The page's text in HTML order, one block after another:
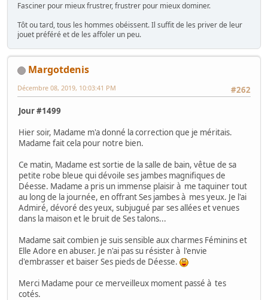
Fasciner pour mieux frustrer, frustrer pour mieux dominer.
Tôt ou tard, tous les hommes obéissent. Il suffit de les priver de leur
jouet préféré et de les affoler un peu.
Margotdenis
#262
Décembre 08, 2019, 10:03:41 PM
Jour #1499
Hier soir, Madame m'a donné la correction que je méritais.
Madame fait cela pour notre bien.
Ce matin, Madame est sortie de la salle de bain, vêtue de sa
petite robe bleue qui dévoile ses jambes magnifiques de
Déesse. Madame a pris un immense plaisir à me taquiner tout
au long de la journée, en offrant Ses jambes à mes yeux. Je l'ai
Admiré, dévoré des yeux, subjugué par ses allées et venues
dans la maison et le bruit de Ses talons...
Madame sait combien je suis sensible aux charmes Féminins et
Elle Adore en abuser. Je n'ai pas su résister à l'envie
d'embrasser et baiser Ses pieds de Déesse.
Merci Madame pour ce merveilleux moment passé à tes
cotés.